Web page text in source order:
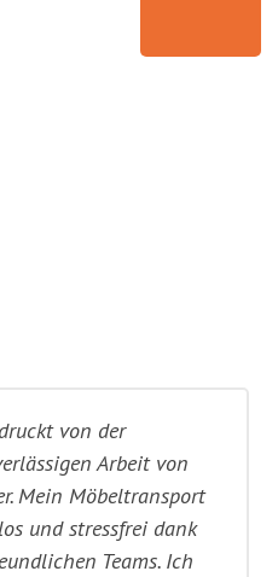
von der
Arbeit von
Mein Möbeltransport
und stressfrei dank
Teams. Ich